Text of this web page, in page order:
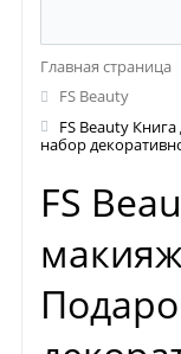
Главная страница
FS Beauty
FS Beauty
набор
FS